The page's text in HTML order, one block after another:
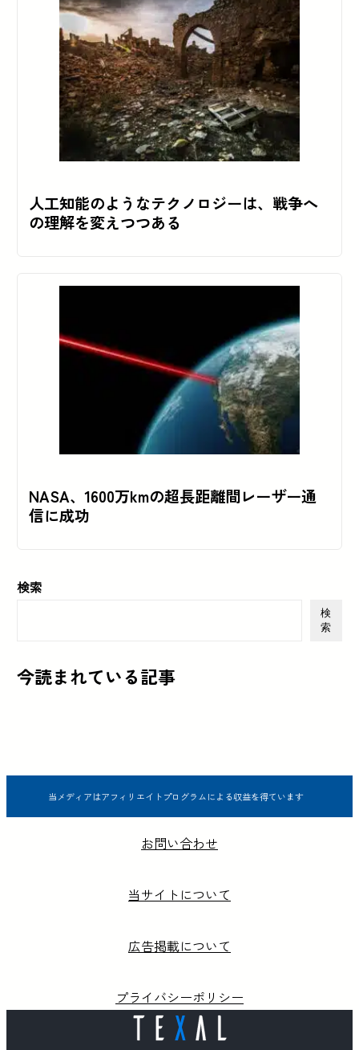
人工知能のようなテクノロジーは、戦争へ
の理解を変えつつある
NASA、1600万kmの超長距離間レーザー通
信に成功
検索
検
索
今読まれている記事
当メディアはアフィリエイトプログラムによる収益を得ています
お問い合わせ
当サイトについて
広告掲載について
プライバシーポリシー